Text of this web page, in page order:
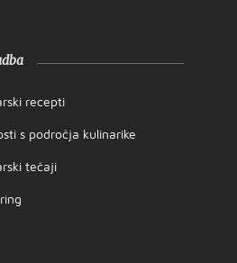
recepti
s področja kulinarike
tečaji